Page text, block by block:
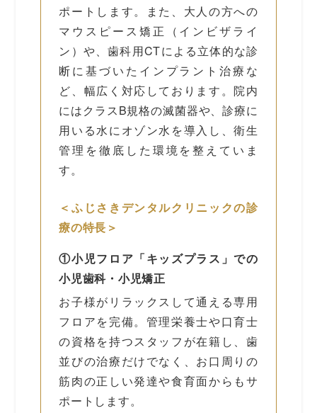
ポートします。また、大人の方への
マウスピース矯正（インビザライ
ン）や、歯科用CTによる立体的な診
断に基づいたインプラント治療な
ど、幅広く対応しております。院内
にはクラスB規格の滅菌器や、診療に
用いる水にオゾン水を導入し、衛生
管理を徹底した環境を整えていま
す。
＜ふじさきデンタルクリニックの診
療の特長＞
①小児フロア「キッズプラス」での
小児歯科・小児矯正
お子様がリラックスして通える専用
フロアを完備。管理栄養士や口育士
の資格を持つスタッフが在籍し、歯
並びの治療だけでなく、お口周りの
筋肉の正しい発達や食育面からもサ
ポートします。